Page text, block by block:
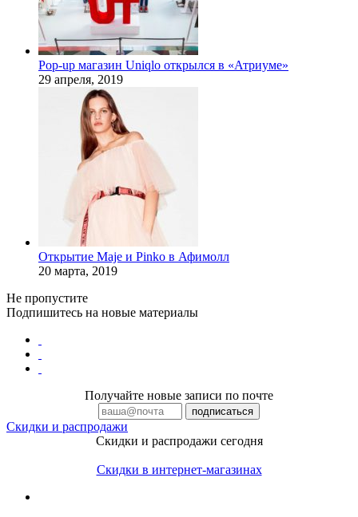
Pop-up магазин Uniqlo открылся в «Атриуме»
29 апреля, 2019
Открытие Maje и Pinko в Афимолл
20 марта, 2019
Не пропустите
Подпишитесь на новые материалы
Получайте новые записи по почте
Скидки и распродажи
Скидки и распродажи сегодня
Скидки в интернет-магазинах